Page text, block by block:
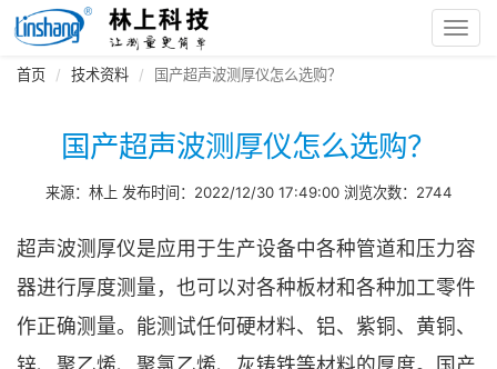
首页 技术资料 国产超声波测厚仪怎么选购？
国产超声波测厚仪怎么选购？
来源：林上 发布时间：2022/12/30 17:49:00 浏览次数：2744
超声波测厚仪是应用于生产设备中各种管道和压力容
器进行厚度测量，也可以对各种板材和各种加工零件
作正确测量。能测试任何硬材料、铝、紫铜、黄铜、